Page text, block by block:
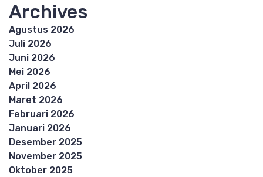
Archives
Agustus 2026
Juli 2026
Juni 2026
Mei 2026
April 2026
Maret 2026
Februari 2026
Januari 2026
Desember 2025
November 2025
Oktober 2025